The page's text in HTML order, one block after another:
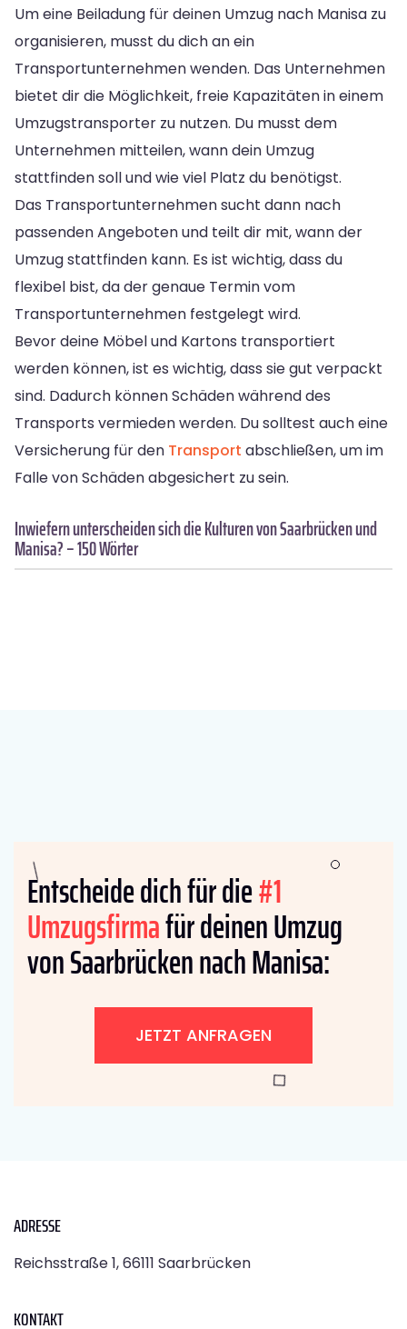
Um eine Beiladung für deinen Umzug nach Manisa zu
organisieren, musst du dich an ein
Transportunternehmen wenden. Das Unternehmen
bietet dir die Möglichkeit, freie Kapazitäten in einem
Umzugstransporter zu nutzen. Du musst dem
Unternehmen mitteilen, wann dein Umzug
stattfinden soll und wie viel Platz du benötigst.
Das Transportunternehmen sucht dann nach
passenden Angeboten und teilt dir mit, wann der
Umzug stattfinden kann. Es ist wichtig, dass du
flexibel bist, da der genaue Termin vom
Transportunternehmen festgelegt wird.
Bevor deine Möbel und Kartons transportiert
werden können, ist es wichtig, dass sie gut verpackt
sind. Dadurch können Schäden während des
Transports vermieden werden. Du solltest auch eine
Versicherung für den Transport abschließen, um im
Falle von Schäden abgesichert zu sein.
Inwiefern unterscheiden sich die Kulturen von Saarbrücken und
Manisa? – 150 Wörter
Entscheide dich für die#1
Umzugsfirmafür deinen Umzug
von Saarbrücken nach Manisa:
JETZT ANFRAGEN
ADRESSE
Reichsstraße 1, 66111 Saarbrücken
KONTAKT